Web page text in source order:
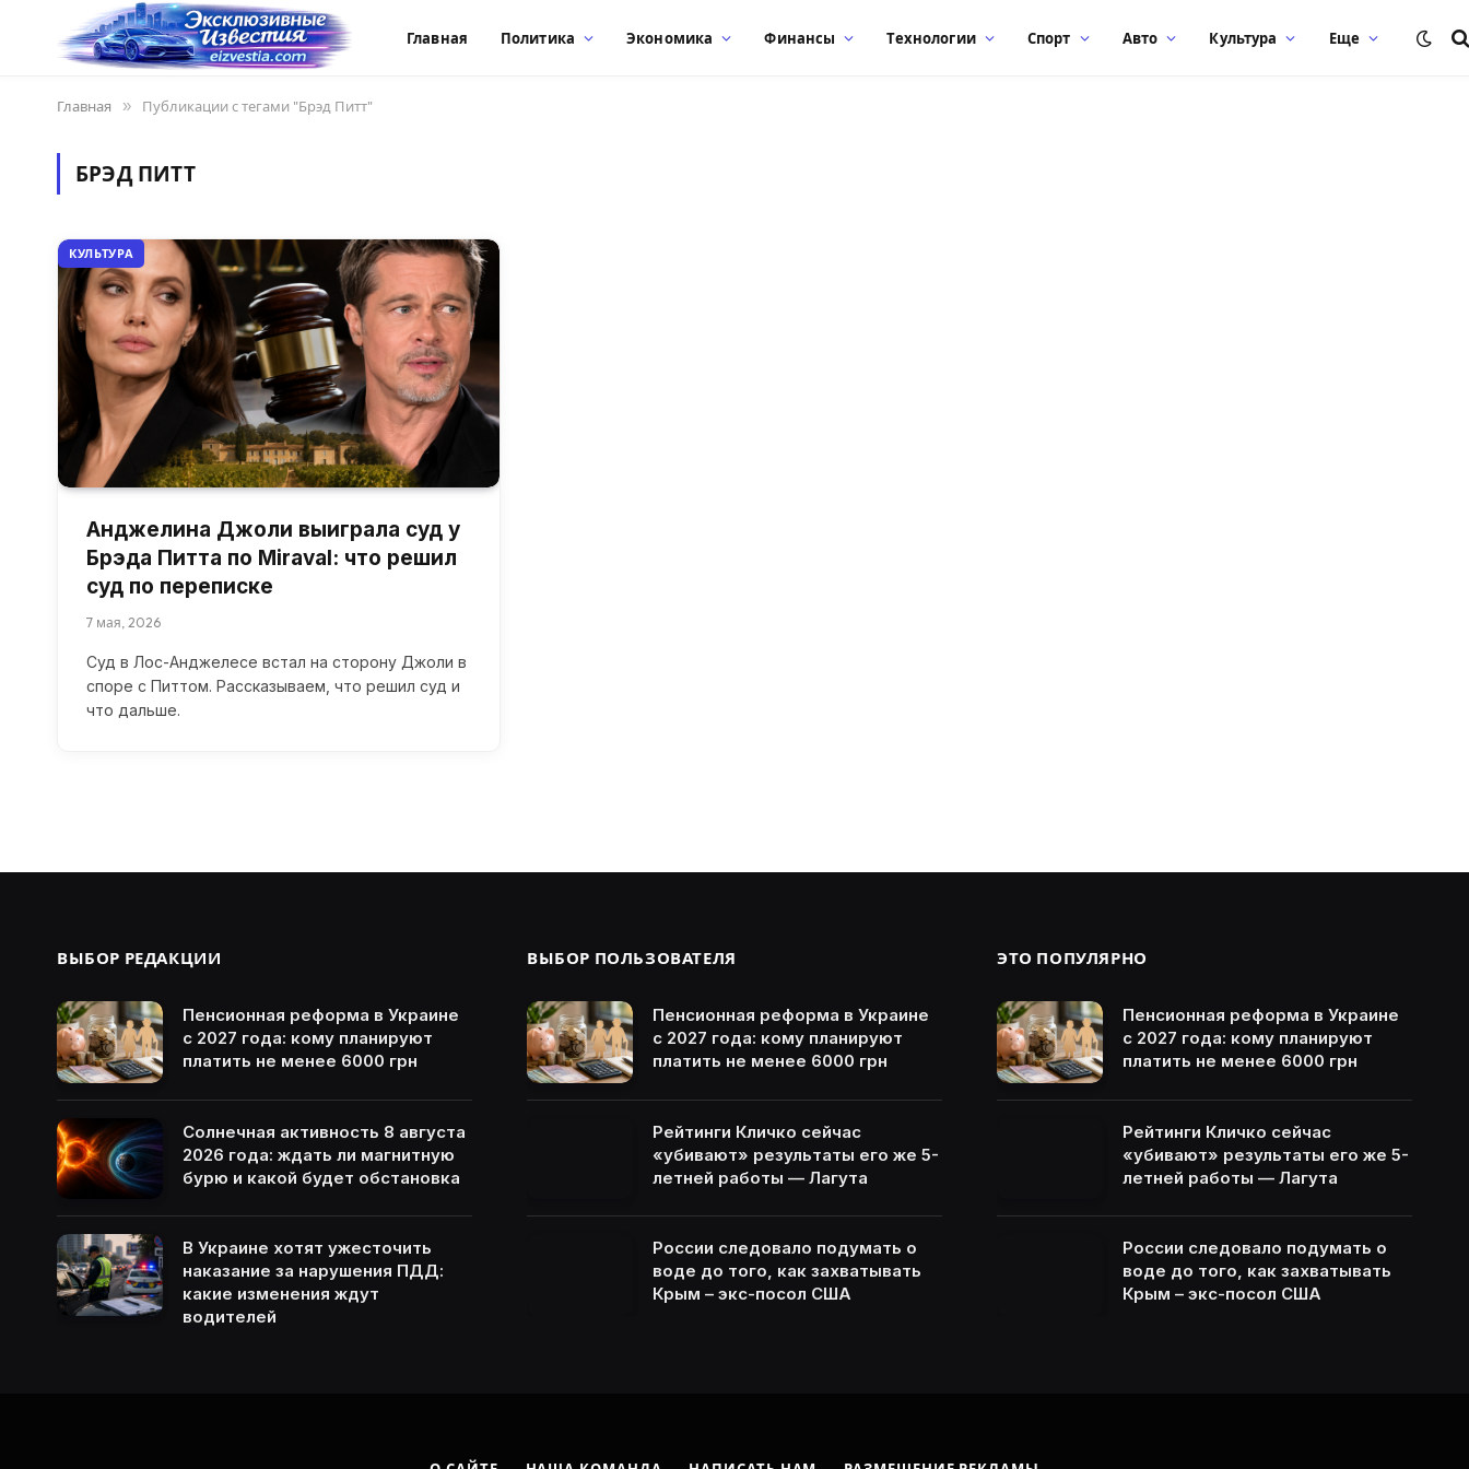
Главная Политика Экономика Финансы Технологии Спорт Авто Культура Еще
Главная » Публикации с тегами "Брэд Питт"
БРЭД ПИТТ
КУЛЬТУРА
Анджелина Джоли выиграла суд у
Брэда Питта по Miraval: что решил
суд по переписке
7 мая, 2026
Суд в Лос-Анджелесе встал на сторону Джоли в
споре с Питтом. Рассказываем, что решил суд и
что дальше.
ВЫБОР РЕДАКЦИИ
Пенсионная реформа в Украине
с 2027 года: кому планируют
платить не менее 6000 грн
Солнечная активность 8 августа
2026 года: ждать ли магнитную
бурю и какой будет обстановка
В Украине хотят ужесточить
наказание за нарушения ПДД:
какие изменения ждут
водителей
ВЫБОР ПОЛЬЗОВАТЕЛЯ
Пенсионная реформа в Украине
с 2027 года: кому планируют
платить не менее 6000 грн
Рейтинги Кличко сейчас
«убивают» результаты его же 5-
летней работы — Лагута
России следовало подумать о
воде до того, как захватывать
Крым – экс-посол США
ЭТО ПОПУЛЯРНО
Пенсионная реформа в Украине
с 2027 года: кому планируют
платить не менее 6000 грн
Рейтинги Кличко сейчас
«убивают» результаты его же 5-
летней работы — Лагута
России следовало подумать о
воде до того, как захватывать
Крым – экс-посол США